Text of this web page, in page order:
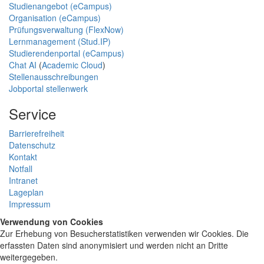
Studienangebot (eCampus)
Organisation (eCampus)
Prüfungsverwaltung (FlexNow)
Lernmanagement (Stud.IP)
Studierendenportal (eCampus)
Chat AI (Academic Cloud)
Stellenausschreibungen
Jobportal stellenwerk
Service
Barrierefreiheit
Datenschutz
Kontakt
Notfall
Intranet
Lageplan
Impressum
Verwendung von Cookies
Zur Erhebung von Besucherstatistiken verwenden wir Cookies. Die
erfassten Daten sind anonymisiert und werden nicht an Dritte
weitergegeben.